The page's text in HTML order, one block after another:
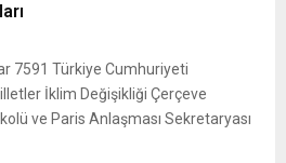
7591 Türkiye Cumhuriyeti
İklim Değişikliği Çerçeve
ve Paris Anlaşması Sekretaryası